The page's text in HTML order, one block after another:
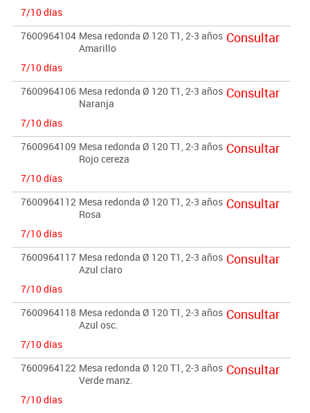
abonará más del 90% del valor de la mercancía.
7/10 días
7600964104 Mesa redonda Ø 120 T1, 2-3 años
Amarillo
7/10 días
Consultar
7600964106 Mesa redonda Ø 120 T1, 2-3 años
Naranja
7/10 días
Consultar
7600964109 Mesa redonda Ø 120 T1, 2-3 años
Rojo cereza
7/10 días
Consultar
7600964112 Mesa redonda Ø 120 T1, 2-3 años
Rosa
7/10 días
Consultar
7600964117 Mesa redonda Ø 120 T1, 2-3 años
Azul claro
7/10 días
Consultar
7600964118 Mesa redonda Ø 120 T1, 2-3 años
Azul osc.
7/10 días
Consultar
7600964122 Mesa redonda Ø 120 T1, 2-3 años
Verde manz.
7/10 días
Consultar